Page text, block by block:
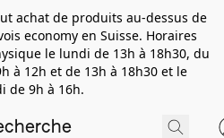
achat de produits au-dessus de
economy en Suisse. Horaires
le lundi de 13h à 18h30, du
à 12h et de 13h à 18h30 et le
de 9h à 16h.